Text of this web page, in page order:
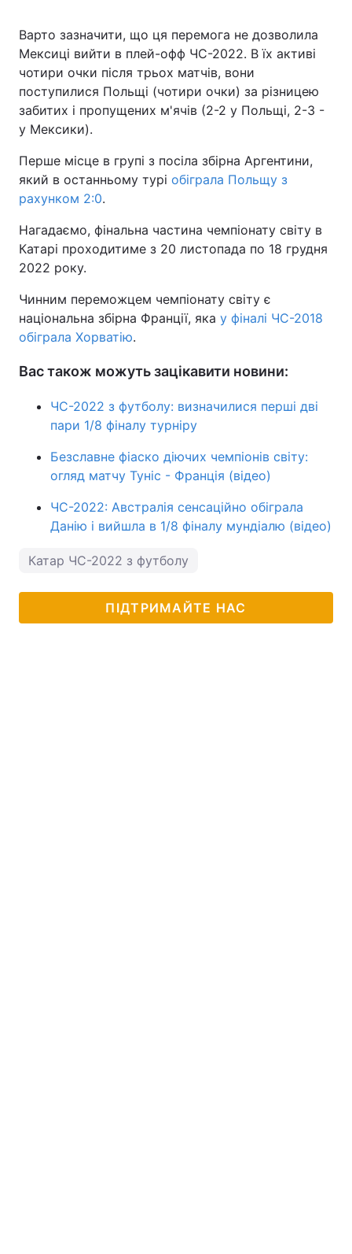
Варто зазначити, що ця перемога не дозволила
Мексиці вийти в плей-офф ЧС-2022. В їх активі
чотири очки після трьох матчів, вони
поступилися Польщі (чотири очки) за різницею
забитих і пропущених м'ячів (2-2 у Польщі, 2-3 -
у Мексики).
Перше місце в групі з посіла збірна Аргентини,
який в останньому турі обіграла Польщу з
рахунком 2:0.
Нагадаємо, фінальна частина чемпіонату світу в
Катарі проходитиме з 20 листопада по 18 грудня
2022 року.
Чинним переможцем чемпіонату світу є
національна збірна Франції, яка у фіналі ЧС-2018
обіграла Хорватію.
Вас також можуть зацікавити новини:
ЧС-2022 з футболу: визначилися перші дві
пари 1/8 фіналу турніру
Безславне фіаско діючих чемпіонів світу:
огляд матчу Туніс - Франція (відео)
ЧС-2022: Австралія сенсаційно обіграла
Данію і вийшла в 1/8 фіналу мундіалю (відео)
Катар ЧС-2022 з футболу
ПІДТРИМАЙТЕ НАС